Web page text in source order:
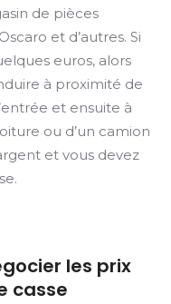
de pièces
et d’autres. Si
euros, alors
à proximité de
et ensuite à
ou d’un camion
et vous devez
les prix
casse